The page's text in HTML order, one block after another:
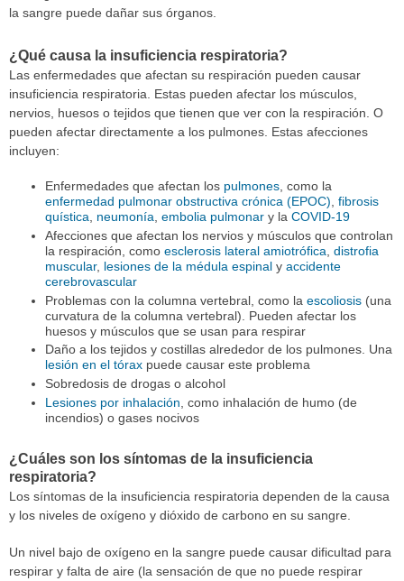
la sangre puede dañar sus órganos.
¿Qué causa la insuficiencia respiratoria?
Las enfermedades que afectan su respiración pueden causar
insuficiencia respiratoria. Estas pueden afectar los músculos,
nervios, huesos o tejidos que tienen que ver con la respiración. O
pueden afectar directamente a los pulmones. Estas afecciones
incluyen:
Enfermedades que afectan los pulmones, como la
enfermedad pulmonar obstructiva crónica (EPOC) fibrosis
quística
neumonía embolia pulmonary la COVID-19
Afecciones que afectan los nervios y músculos que controlan
la respiración, como esclerosis lateral amiotrófica distrofia
muscular, lesiones de la médula espinaly accidente
cerebrovascular
Problemas con la columna vertebral, como la escoliosis(una
curvatura de la columna vertebral). Pueden afectar los
huesos y músculos que se usan para respirar
Daño a los tejidos y costillas alrededor de los pulmones. Una
lesión en el tóraxpuede causar este problema
Sobredosis de drogas o alcohol
Lesiones por inhalación, como inhalación de humo (de
incendios) o gases nocivos
¿Cuáles son los síntomas de la insuficiencia
respiratoria?
Los síntomas de la insuficiencia respiratoria dependen de la causa
y los niveles de oxígeno y dióxido de carbono en su sangre.
Un nivel bajo de oxígeno en la sangre puede causar dificultad para
respirar y falta de aire (la sensación de que no puede respirar